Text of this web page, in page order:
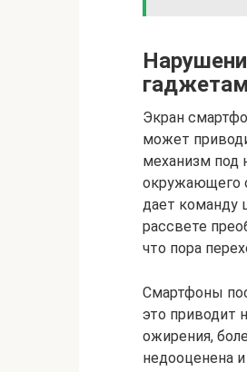
Экран
может
механизм под
окружающего
дает команду
рассвете
что пора
Смартфоны
это приводит
ожирения,
недооценена